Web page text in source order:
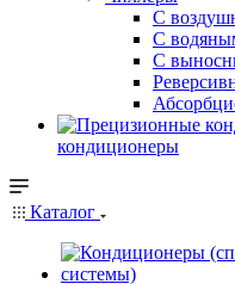
С
С
С
кондиционеры
Каталог